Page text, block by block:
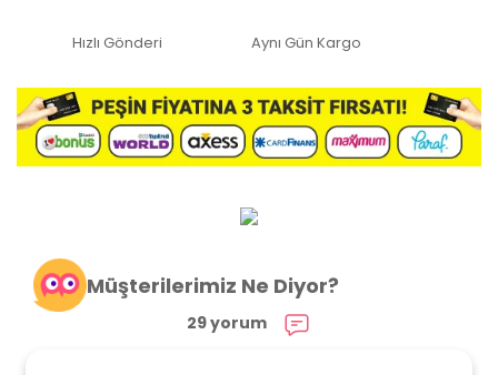
Hızlı Gönderi Aynı Gün Kargo
Müşterilerimiz Ne Diyor?
29 yorum